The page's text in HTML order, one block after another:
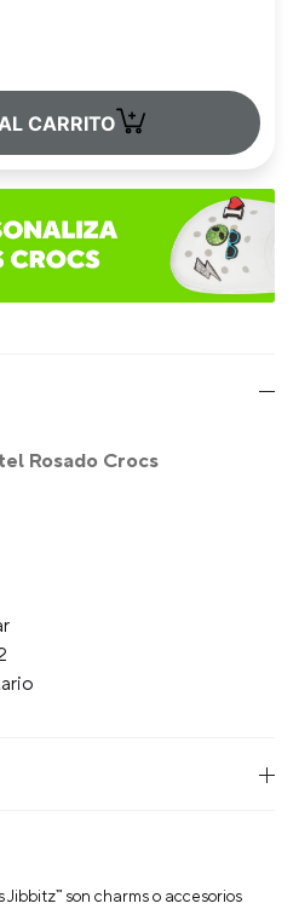
CARRITO +
Rosado Crocs
Jibbitz™ son charms o accesorios